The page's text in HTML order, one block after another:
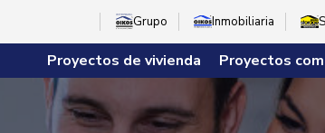
Grupo Inmobiliaria
Proyectos de vivienda Proyectos